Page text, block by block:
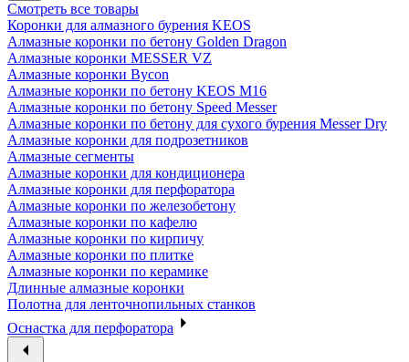
Смотреть все товары
Коронки для алмазного бурения KEOS
Алмазные коронки по бетону Golden Dragon
Алмазные коронки MESSER VZ
Алмазные коронки Bycon
Алмазные коронки по бетону KEOS M16
Алмазные коронки по бетону Speed Messer
Алмазные коронки по бетону для сухого бурения Messer Dry
Алмазные коронки для подрозетников
Алмазные сегменты
Алмазные коронки для кондиционера
Алмазные коронки для перфоратора
Алмазные коронки по железобетону
Алмазные коронки по кафелю
Алмазные коронки по кирпичу
Алмазные коронки по плитке
Алмазные коронки по керамике
Длинные алмазные коронки
Полотна для ленточнопильных станков
Оснастка для перфоратора